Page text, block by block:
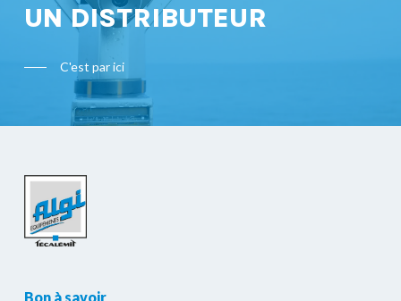
UN DISTRIBUTEUR
C'est par ici
Bon à savoir